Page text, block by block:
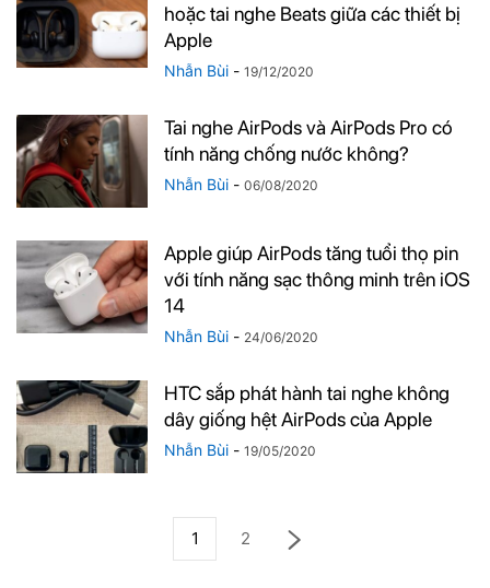
hoặc tai nghe Beats giữa các thiết bị
Apple
Nhẫn Bùi - 19/12/2020
Tai nghe AirPods và AirPods Pro có
tính năng chống nước không?
Nhẫn Bùi - 06/08/2020
Apple giúp AirPods tăng tuổi thọ pin
với tính năng sạc thông minh trên iOS
14
Nhẫn Bùi - 24/06/2020
HTC sắp phát hành tai nghe không
dây giống hệt AirPods của Apple
Nhẫn Bùi - 19/05/2020
1 2